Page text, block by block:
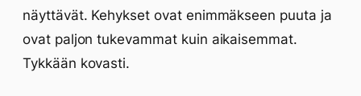
näyttävät. Kehykset ovat enimmäkseen puuta ja
ovat paljon tukevammat kuin aikaisemmat.
Tykkään kovasti.